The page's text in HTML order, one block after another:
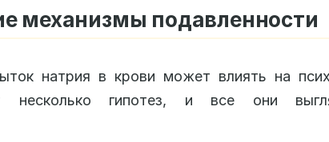
механизмы подавленности
натрия в крови может влиять на
несколько гипотез, и все они